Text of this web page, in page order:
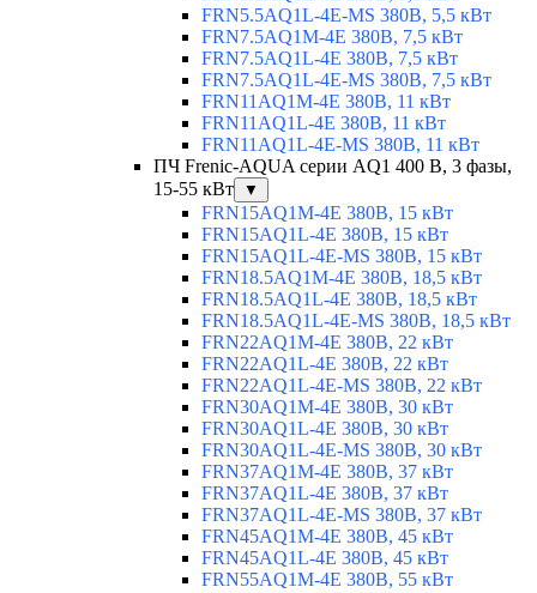
FRN5.5AQ1L-4E-MS 380В, 5,5 кВт
FRN7.5AQ1M-4E 380В, 7,5 кВт
FRN7.5AQ1L-4E 380В, 7,5 кВт
FRN7.5AQ1L-4E-MS 380В, 7,5 кВт
FRN11AQ1M-4E 380В, 11 кВт
FRN11AQ1L-4E 380В, 11 кВт
FRN11AQ1L-4E-MS 380В, 11 кВт
ПЧ Frenic-AQUA серии AQ1 400 В, 3 фазы,
15-55 кВт
▼
FRN15AQ1M-4E 380В, 15 кВт
FRN15AQ1L-4E 380В, 15 кВт
FRN15AQ1L-4E-MS 380В, 15 кВт
FRN18.5AQ1M-4E 380В, 18,5 кВт
FRN18.5AQ1L-4E 380В, 18,5 кВт
FRN18.5AQ1L-4E-MS 380В, 18,5 кВт
FRN22AQ1M-4E 380В, 22 кВт
FRN22AQ1L-4E 380В, 22 кВт
FRN22AQ1L-4E-MS 380В, 22 кВт
FRN30AQ1M-4E 380В, 30 кВт
FRN30AQ1L-4E 380В, 30 кВт
FRN30AQ1L-4E-MS 380В, 30 кВт
FRN37AQ1M-4E 380В, 37 кВт
FRN37AQ1L-4E 380В, 37 кВт
FRN37AQ1L-4E-MS 380В, 37 кВт
FRN45AQ1M-4E 380В, 45 кВт
FRN45AQ1L-4E 380В, 45 кВт
FRN55AQ1M-4E 380В, 55 кВт